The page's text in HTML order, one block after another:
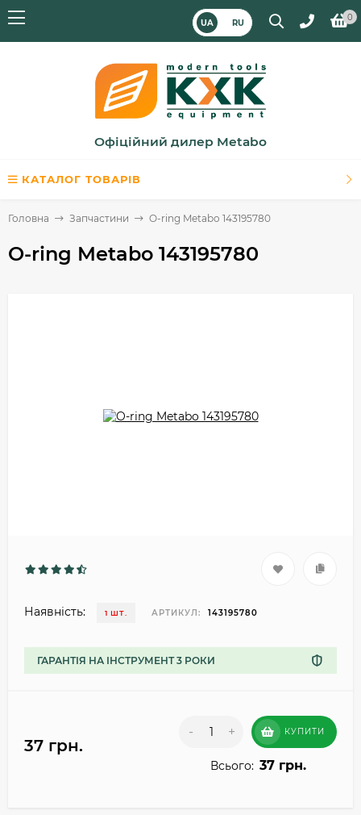
UA RU
0
Офіційний дилер Metabo
КАТАЛОГ ТОВАРІВ
Головна Запчастини O-ring Metabo 143195780
O-ring Metabo 143195780
Наявність: 1 ШТ. АРТИКУЛ: 143195780
ГАРАНТІЯ НА ІНСТРУМЕНТ 3 РОКИ
37 грн.
- + КУПИТИ
Всього: 37 грн.